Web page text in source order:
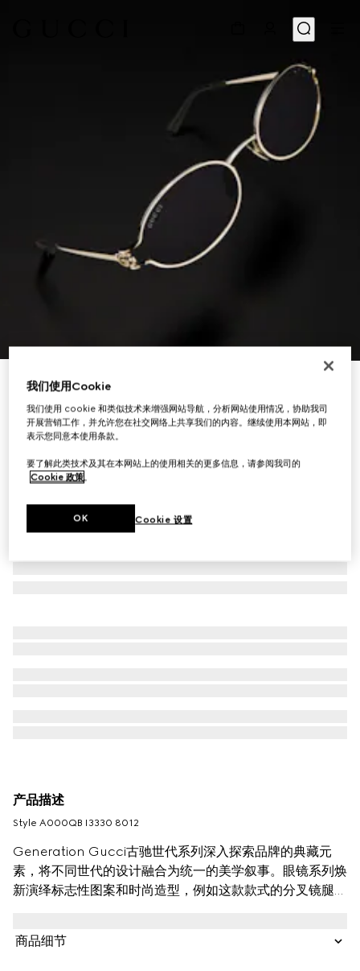
1/6
长方形镜框太阳眼镜
€ 420
相关款式金色调
产品描述
Style ‎A000QB I3330 8012
Generation Gucci古驰世代系列深入探索品牌的典藏元
素，将不同世代的设计融合为统一的美学叙事。眼镜系列焕
新演绎标志性图案和时尚造型，例如这款款式的分叉镜腿上
商品细节
我们使用Cookie
我们使用 cookie 和类似技术来增强网站导航，分析网站使用情况，协助我司
开展营销工作，并允许您在社交网络上共享我们的内容。继续使用本网站，即
表示您同意本使用条款。
要了解此类技术及其在本网站上的使用相关的更多信息，请参阅我司的
Cookie 政策。
Cookie 设置
OK